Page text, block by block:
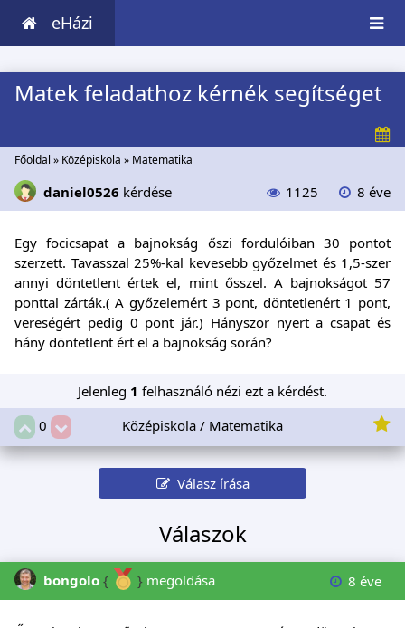
eHázi
Matek feladathoz kérnék segítséget
Főoldal » Középiskola » Matematika
daniel0526 kérdése 1125 8 éve
Egy focicsapat a bajnokság őszi fordulóiban 30 pontot
szerzett. Tavasszal 25%-kal kevesebb győzelmet és 1,5-szer
annyi döntetlent értek el, mint ősszel. A bajnokságot 57
ponttal zárták.( A győzelemért 3 pont, döntetlenért 1 pont,
vereségért pedig 0 pont jár.) Hányszor nyert a csapat és
hány döntetlent ért el a bajnokság során?
Jelenleg 1 felhasználó nézi ezt a kérdést.
0
Középiskola / Matematika
Válasz írása
Válaszok
bongolo { } megoldása 8 éve